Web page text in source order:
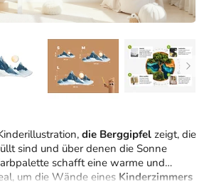
die Berggipfel zeigt, die
sind und über denen die Sonne
schafft eine warme und
um die Wände eines Kinderzimmers